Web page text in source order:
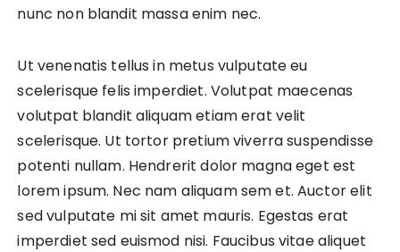
nunc non blandit massa enim nec.
Ut venenatis tellus in metus vulputate eu
scelerisque felis imperdiet. Volutpat maecenas
volutpat blandit aliquam etiam erat velit
scelerisque. Ut tortor pretium viverra suspendisse
potenti nullam. Hendrerit dolor magna eget est
lorem ipsum. Nec nam aliquam sem et. Auctor elit
sed vulputate mi sit amet mauris. Egestas erat
imperdiet sed euismod nisi. Faucibus vitae aliquet